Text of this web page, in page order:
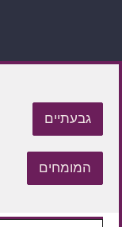
גבעתיים
המומחים